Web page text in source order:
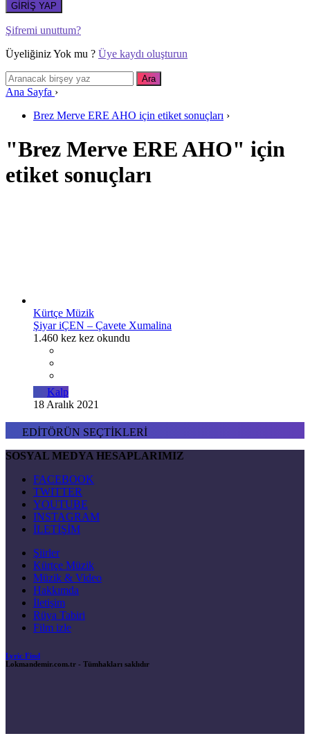
GİRİŞ YAP
Şifremi unuttum?
Üyeliğiniz Yok mu ? Üye kaydı oluşturun
Ana Sayfa ›
Brez Merve ERE AHO için etiket sonuçları ›
"Brez Merve ERE AHO" için
etiket sonuçları
Kürtçe Müzik
Şiyar iÇEN – Çavete Xumalina
1.460 kez kez okundu
Kalp
18 Aralık 2021
EDİTÖRÜN SEÇTİKLERİ
SOSYAL MEDYA HESAPLARIMIZ
FACEBOOK
TWITTER
YOUTUBE
INSTAGRAM
İLETİŞİM
Şiirler
Kürtçe Müzik
Müzik & Video
Hakkımda
İletişim
Rüya Tabiri
Film izle
Lyric Find
Lokmandemir.com.tr - Tümhakları saklıdır